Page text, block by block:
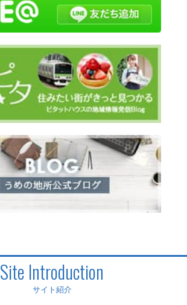
Site Introduction
サイト紹介